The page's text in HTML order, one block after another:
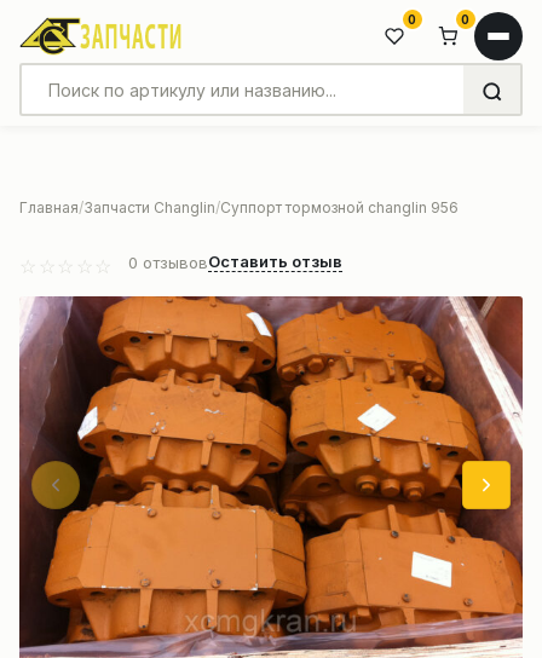
0 0
Главная Запчасти Changlin Суппорт тормозной changlin 956
0 отзывовОставить отзыв